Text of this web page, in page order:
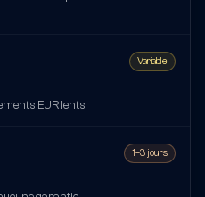
Variable
EUR lents
1–3 jours